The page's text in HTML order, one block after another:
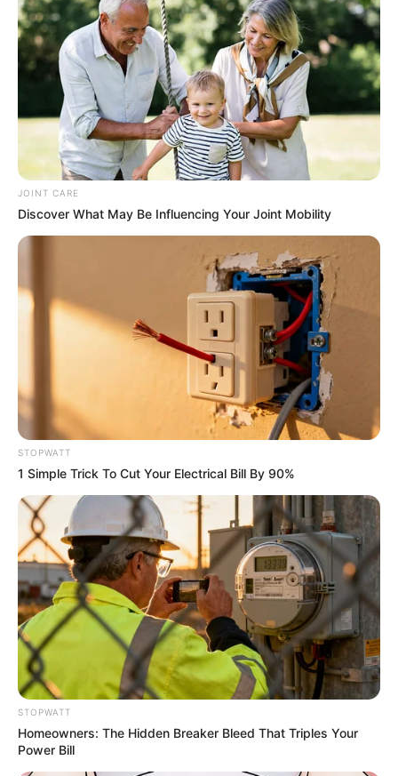
ดวงรายวัน 10 กันยายน 2565
10 ก.ย. 2022
ดวงรายวัน 9 กันยายน 2565
9 ก.ย. 2022
ดวงรายวัน 5 กันยายน 2565
5 ก.ย. 2022
JOINT CARE
Discover What May Be Influencing Your Joint Mobility
STOPWATT
1 Simple Trick To Cut Your Electrical Bill By 90%
STOPWATT
Homeowners: The Hidden Breaker Bleed That Triples Your
Power Bill